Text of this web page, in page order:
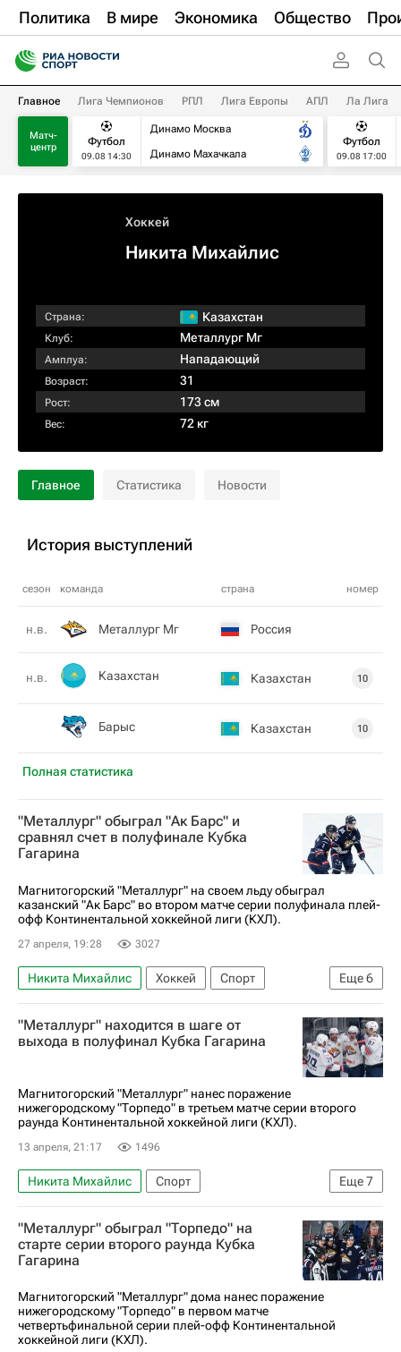
Политика В мире Экономика Общество
Главное Лига Чемпионов РПЛ Лига Европы АПЛ Ла Лига
Матч-
центр
Футбол
09.08 14:30
Динамо Москва
Динамо Махачкала
Футбол
09.08 17:00
Хоккей
Никита Михайлис
Страна: Казахстан
Клуб: Металлург Мг
Амплуа: Нападающий
Возраст: 31
Рост: 173 см
Вес: 72 кг
Главное Статистика Новости
История выступлений
сезон команда страна номер
Полная статистика
н.в. Металлург Мг Россия
н.в. Казахстан Казахстан 10
Барыс Казахстан 10
"Металлург" обыграл "Ак Барс" и
сравнял счет в полуфинале Кубка
Гагарина
Магнитогорский "Металлург" на своем льду обыграл
казанский "Ак Барс" во втором матче серии полуфинала плей-
офф Континентальной хоккейной лиги (КХЛ).
27 апреля, 19:28 3027
Еще6
Никита Михайлис Хоккей
Спорт
Сергей Толчинский
Даниил Вовченко
Металлург (Магнитогорск)
Ак Барс
"Металлург" находится в шаге от
выхода в полуфинал Кубка Гагарина
Магнитогорский "Металлург" нанес поражение
нижегородскому "Торпедо" в третьем матче серии второго
раунда Континентальной хоккейной лиги (КХЛ).
13 апреля, 21:17 1496
Еще7
Никита Михайлис
Спорт
Нижний Новгород
Артем Минулин
Металлург (Магнитогорск)
Торпедо
Сибирь
"Металлург" обыграл "Торпедо" на
старте серии второго раунда Кубка
Гагарина
Магнитогорский "Металлург" дома нанес поражение
нижегородскому "Торпедо" в первом матче
четвертьфинальной серии плей-офф Континентальной
хоккейной лиги (КХЛ).